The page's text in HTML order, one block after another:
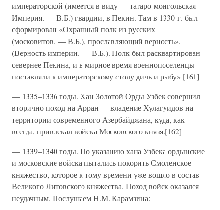
императорской (имеется в виду — татаро-монгольская
Империя. — В.Б.) гвардии, в Пекин. Там в 1330 г. был
сформирован «Охранный полк из русских
(московитов. — В.Б.), прославляющий верность».
(Верность империи. — В.Б.). Полк был расквартирован
севернее Пекина, и в мирное время военнопоселенцы
поставляли к императорскому столу дичь и рыбу».[161]
— 1335–1336 годы. Хан Золотой Орды Узбек совершил
вторично поход на Арран — владение Хулагуидов на
территории современного Азербайджана, куда, как
всегда, привлекал войска Московского князя.[162]
— 1339–1340 годы. По указанию хана Узбека ордынские
и московские войска пытались покорить Смоленское
княжество, которое к тому времени уже вошло в состав
Великого Литовского княжества. Поход войск оказался
неудачным. Послушаем Н.М. Карамзина: